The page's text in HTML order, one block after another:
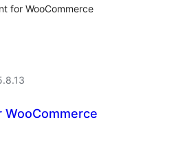
for WooCommerce
WooCommerce